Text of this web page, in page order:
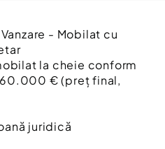
- Mobilat cu
la cheie conform
€ (preț final,
juridică